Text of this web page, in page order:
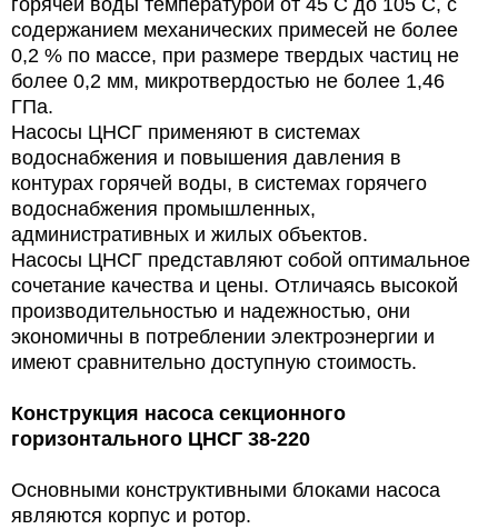
горячей воды температурой от 45 С до 105 С, с
содержанием механических примесей не более
0,2 % по массе, при размере твердых частиц не
более 0,2 мм, микротвердостью не более 1,46
ГПа.
Насосы ЦНСГ применяют в системах
водоснабжения и повышения давления в
контурах горячей воды, в системах горячего
водоснабжения промышленных,
административных и жилых объектов.
Насосы ЦНСГ представляют собой оптимальное
сочетание качества и цены. Отличаясь высокой
производительностью и надежностью, они
экономичны в потреблении электроэнергии и
имеют сравнительно доступную стоимость.
Конструкция насоса секционного
горизонтального ЦНСГ 38-220
Основными конструктивными блоками насоса
являются корпус и ротор.